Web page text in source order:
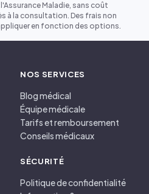
Maladie, sans coût
à la consultation. Des frais non
en fonction des options.
NOS SERVICES
Blog médical
Équipe médicale
Tarifs et remboursement
Conseils médicaux
SÉCURITÉ
Politique de confidentialité